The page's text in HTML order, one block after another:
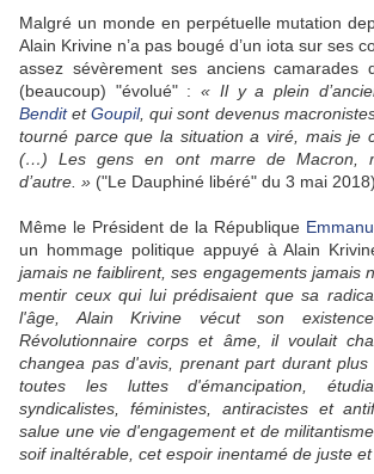
Malgré un monde en perpétuelle mutation
Alain Krivine n’a pas bougé d’un iota sur ses
assez sévèrement ses anciens
(beaucoup) "évolué" :« Il y a plein
BenditetGoupil, qui sont devenus
tourné parce que la situation a viré, mais je
(…) Les gens en ont marre de Macron,
d’autre. » ("Le Dauphiné libéré" du 3 mai 2018).
Même le Président de la République
un hommage politique appuyé à Alain
jamais ne faiblirent, ses engagements jamais
mentir ceux qui lui prédisaient que sa
l'âge, Alain Krivine vécut son
Révolutionnaire corps et âme, il voulait
changea pas d'avis, prenant part durant
toutes les luttes d'émancipation,
syndicalistes, féministes, antiracistes et
salue une vie d'engagement et de
soif inaltérable, cet espoir inentamé de juste